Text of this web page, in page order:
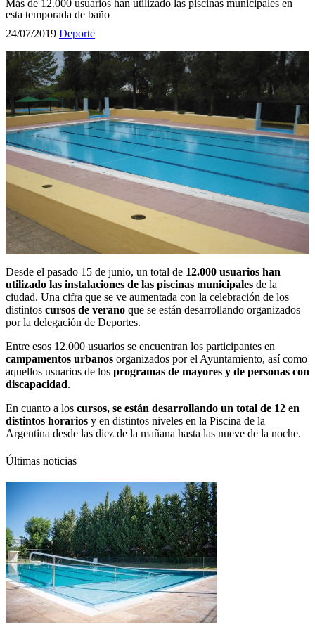
Más de 12.000 usuarios han utilizado las piscinas municipales en
esta temporada de baño
24/07/2019 Deporte
Desde el pasado 15 de junio, un total de 12.000 usuarios han
utilizado las instalaciones de las piscinas municipales de la
ciudad. Una cifra que se ve aumentada con la celebración de los
distintos cursos de verano que se están desarrollando organizados
por la delegación de Deportes.
Entre esos 12.000 usuarios se encuentran los participantes en
campamentos urbanos organizados por el Ayuntamiento, así como
aquellos usuarios de los programas de mayores y de personas con
discapacidad.
En cuanto a los cursos, se están desarrollando un total de 12 en
distintos horarios y en distintos niveles en la Piscina de la
Argentina desde las diez de la mañana hasta las nueve de la noche.
Últimas noticias